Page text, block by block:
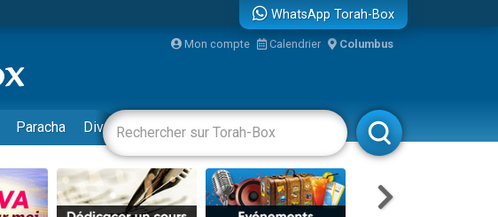
de violences...
WhatsApp Torah-Box
Mon compte Calendrier Columbus
Paracha Divertissements Livres Rabbanim